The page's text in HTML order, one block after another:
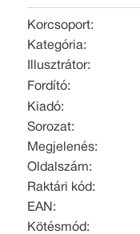
Korcsoport:
Kategória:
Illusztrátor:
Fordító:
Kiadó:
Sorozat:
Megjelenés:
Oldalszám:
Raktári kód:
EAN:
Kötésmód: